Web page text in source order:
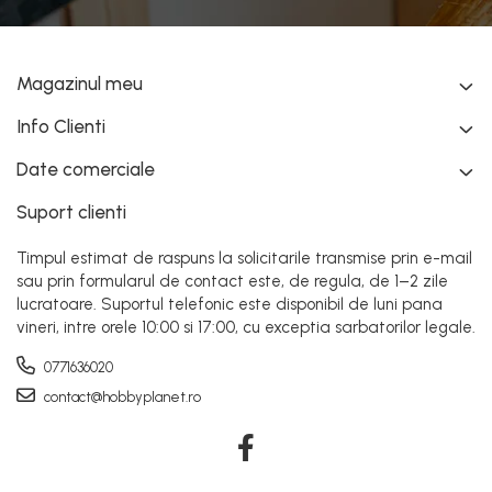
Magazinul meu
Info Clienti
Date comerciale
Suport clienti
Timpul estimat de raspuns la solicitarile transmise prin e-mail
sau prin formularul de contact este, de regula, de 1–2 zile
lucratoare. Suportul telefonic este disponibil de luni pana
vineri, intre orele 10:00 si 17:00, cu exceptia sarbatorilor legale.
0771636020
contact@hobbyplanet.ro